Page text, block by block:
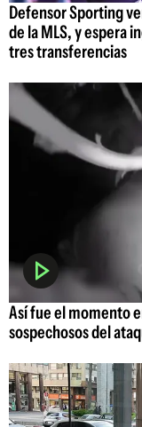
Defensor Sporting
de la MLS, y espera
tres transferencias
Así fue el momento
sospechosos del